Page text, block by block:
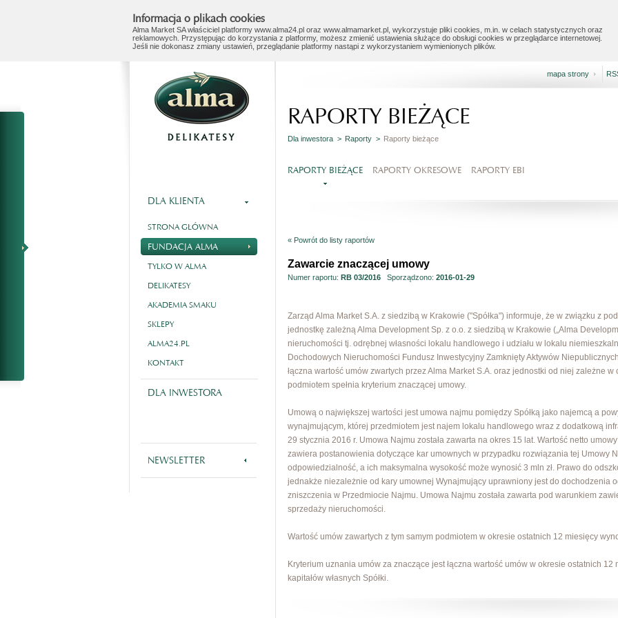
Informacja o plikach cookies
Alma Market SA właściciel platformy www.alma24.pl oraz www.almamarket.pl, wykorzystuje pliki cookies, m.in. w celach statystycznych oraz
reklamowych. Przystępując do korzystania z platformy, możesz zmienić ustawienia służące do obsługi cookies w przeglądarce internetowej.
Jeśli nie dokonasz zmiany ustawień, przeglądanie platformy nastąpi z wykorzystaniem wymienionych plików.
DLA KLIENTA
STRONA GŁÓWNA
FUNDACJA ALMA
TYLKO W ALMA
DELIKATESY
AKADEMIA SMAKU
SKLEPY
ALMA24.PL
KONTAKT
DLA INWESTORA
NEWSLETTER
mapa strony
RAPORTY BIEŻĄCE
Dla inwestora > Raporty > Raporty bieżące
RAPORTY BIEŻĄCE RAPORTY OKRESOWE RAPORTY EBI
« Powrót do listy raportów
Zawarcie znaczącej umowy
Numer raportu: RB 03/2016Sporządzono: 2016-01-29
Zarząd Alma Market S.A. z siedzibą w Krakowie ("Spółka") informuje, że w związku z
jednostkę zależną Alma Development Sp. z o.o. z siedzibą w Krakowie („Alma
nieruchomości tj. odrębnej własności lokalu handlowego i udziału w lokalu
Dochodowych Nieruchomości Fundusz Inwestycyjny Zamknięty Aktywów
łączna wartość umów zwartych przez Alma Market S.A. oraz jednostki od niej zależne
podmiotem spełnia kryterium znaczącej umowy.
Umową o największej wartości jest umowa najmu pomiędzy Spółką jako najemcą a
wynajmującym, której przedmiotem jest najem lokalu handlowego wraz z dodatkową
29 stycznia 2016 r. Umowa Najmu została zawarta na okres 15 lat. Wartość netto
zawiera postanowienia dotyczące kar umownych w przypadku rozwiązania tej Umowy
odpowiedzialność, a ich maksymalna wysokość może wynosić 3 mln zł. Prawo do
jednakże niezależnie od kary umownej Wynajmujący uprawniony jest do dochodzenia
zniszczenia w Przedmiocie Najmu. Umowa Najmu została zawarta pod warunkiem
sprzedaży nieruchomości.
Wartość umów zawartych z tym samym podmiotem w okresie ostatnich 12 miesięcy
Kryterium uznania umów za znaczące jest łączna wartość umów w okresie ostatnich
kapitałów własnych Spółki.